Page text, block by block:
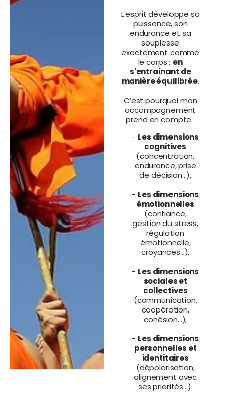
L'esprit développe sa
puissance, son
endurance et sa
souplesse
exactement comme
le corps : en
s'entrainant de
manière équilibrée.
C’est pourquoi mon
accompagnement
prend en compte :
- Les dimensions
cognitives
(concentration,
endurance, prise
de décision...),
- Les dimensions
émotionnelles
(confiance,
gestion du stress,
régulation
émotionnelle,
croyances...),
- Les dimensions
sociales et
collectives
(communication,
coopération,
cohésion...),
- Les dimensions
personnelles et
identitaires
(dépolarisation,
alignement avec
ses priorités...).